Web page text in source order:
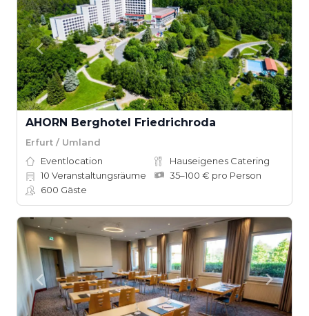
AHORN Berghotel Friedrichroda
Erfurt / Umland
Eventlocation
Hauseigenes Catering
10 Veranstaltungsräume
35–100 € pro Person
600 Gäste